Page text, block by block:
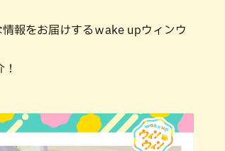
報をお届けするｗake upウィンウ